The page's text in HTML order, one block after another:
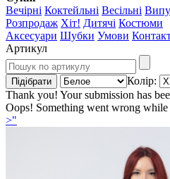
Вечірні Коктейльні Весільні
Розпродаж Хіт! Дитячі Костюми
Аксесуари Шубки Умови
Артикул
Колір:
Thank you! Your submission has
Oops! Something went wrong
>"